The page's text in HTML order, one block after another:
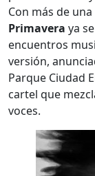
Con más de
Primavera ya
encuentros
versión,
Parque Ciudad
cartel que
voces.